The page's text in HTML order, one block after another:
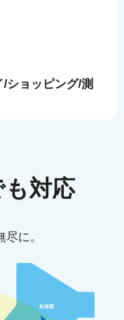
ショッピング/測
も対応
に。